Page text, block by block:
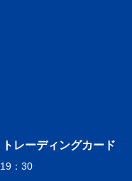
レーディングカード
：30